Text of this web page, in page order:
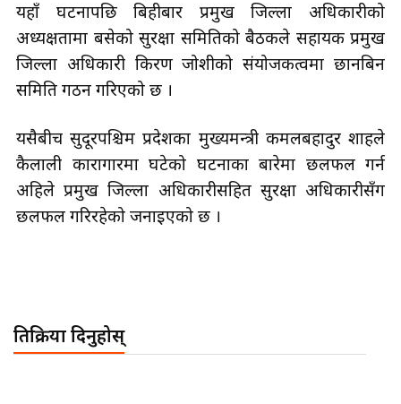
यहाँ घटनापछि बिहीबार प्रमुख जिल्ला अधिकारीको
अध्यक्षतामा बसेको सुरक्षा समितिको बैठकले सहायक प्रमुख
जिल्ला अधिकारी किरण जोशीको संयोजकत्वमा छानबिन
समिति गठन गरिएको छ ।
यसैबीच सुदूरपश्चिम प्रदेशका मुख्यमन्त्री कमलबहादुर शाहले
कैलाली कारागारमा घटेको घटनाका बारेमा छलफल गर्न
अहिले प्रमुख जिल्ला अधिकारीसहित सुरक्षा अधिकारीसँग
छलफल गरिरहेको जनाइएको छ ।
प्रतिक्रिया दिनुहोस्